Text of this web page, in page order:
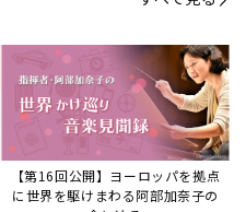
イブ＆トークレポート